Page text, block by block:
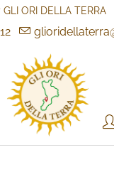
GLI ORI DELLA TERRA
Gli Ori
Gli Ori della Terra